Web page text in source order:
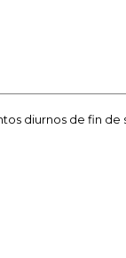
diurnos de fin